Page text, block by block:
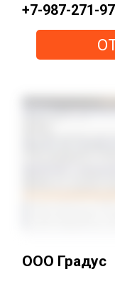
+7-987-271-
ООО Градус